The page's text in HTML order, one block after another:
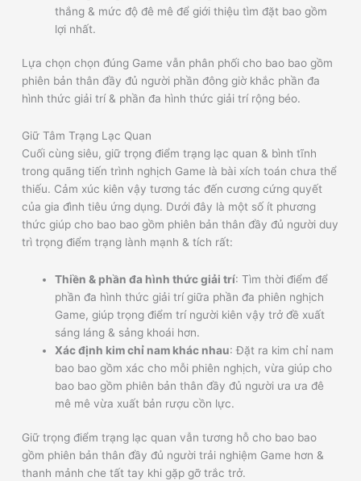
thắng & mức độ đê mê để giới thiệu tìm đặt bao gồm
lợi nhất.
Lựa chọn chọn đúng Game vẫn phân phối cho bao bao gồm
phiên bản thân đầy đủ người phần đông giờ khắc phần đa
hình thức giải trí & phần đa hình thức giải trí rộng béo.
Giữ Tâm Trạng Lạc Quan
Cuối cùng siêu, giữ trọng điểm trạng lạc quan & bình tĩnh
trong quãng tiến trình nghịch Game là bài xích toán chưa thể
thiếu. Cảm xúc kiên vậy tương tác đến cương cứng quyết
của gia đình tiêu ứng dụng. Dưới đây là một số ít phương
thức giúp cho bao bao gồm phiên bản thân đầy đủ người duy
trì trọng điểm trạng lành mạnh & tích rất:
Thiền & phần đa hình thức giải trí: Tìm thời điểm để
phần đa hình thức giải trí giữa phần đa phiên nghịch
Game, giúp trọng điểm trí người kiên vậy trở đề xuất
sáng láng & sảng khoái hơn.
Xác định kim chỉ nam khác nhau: Đặt ra kim chỉ nam
bao bao gồm xác cho mỗi phiên nghịch, vừa giúp cho
bao bao gồm phiên bản thân đầy đủ người ưa ưa đê
mê mê vừa xuất bản rượu cồn lực.
Giữ trọng điểm trạng lạc quan vẫn tương hỗ cho bao bao
gồm phiên bản thân đầy đủ người trải nghiệm Game hơn &
thanh mảnh che tất tay khi gặp gỡ trắc trở.